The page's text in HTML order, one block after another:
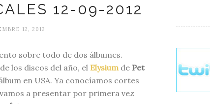
12-09-2012
12, 2012
sobre todo de dos álbumes.
los discos del año, el Elysiumde Pet
en USA. Ya conocíamos cortes
a presentar por primera vez